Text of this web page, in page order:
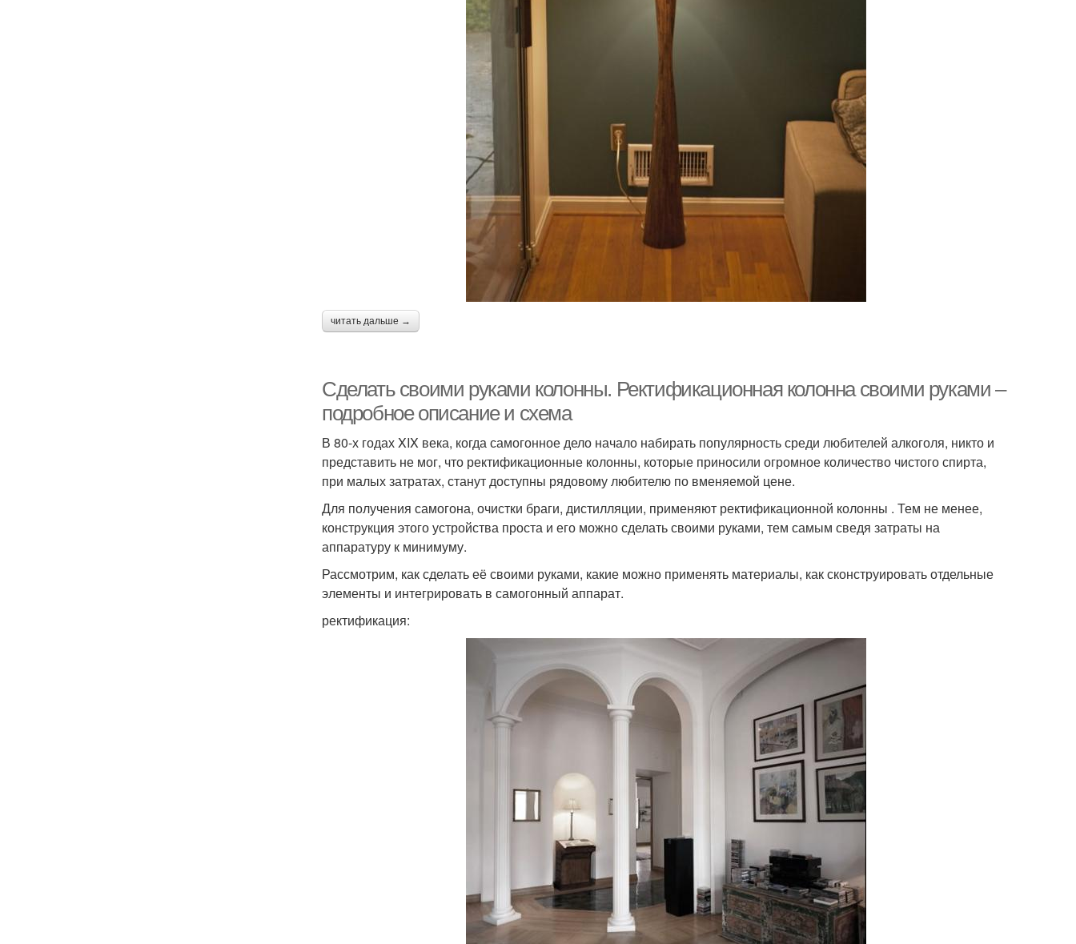
читать дальше →
Сделать своими руками колонны. Ректификационная колонна своими руками –
подробное описание и схема
В 80-х годах XIX века, когда самогонное дело начало набирать популярность среди любителей алкоголя, никто и
представить не мог, что ректификационные колонны, которые приносили огромное количество чистого спирта,
при малых затратах, станут доступны рядовому любителю по вменяемой цене.
Для получения самогона, очистки браги, дистилляции, применяют ректификационной колонны . Тем не менее,
конструкция этого устройства проста и его можно сделать своими руками, тем самым сведя затраты на
аппаратуру к минимуму.
Рассмотрим, как сделать её своими руками, какие можно применять материалы, как сконструировать отдельные
элементы и интегрировать в самогонный аппарат.
ректификация: